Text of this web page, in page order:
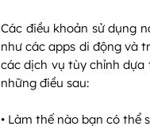
Các điều khoản sử dụng
như các apps di động và
các dịch vụ tùy chỉnh dựa
những điều sau:
• Làm thế nào bạn có thể